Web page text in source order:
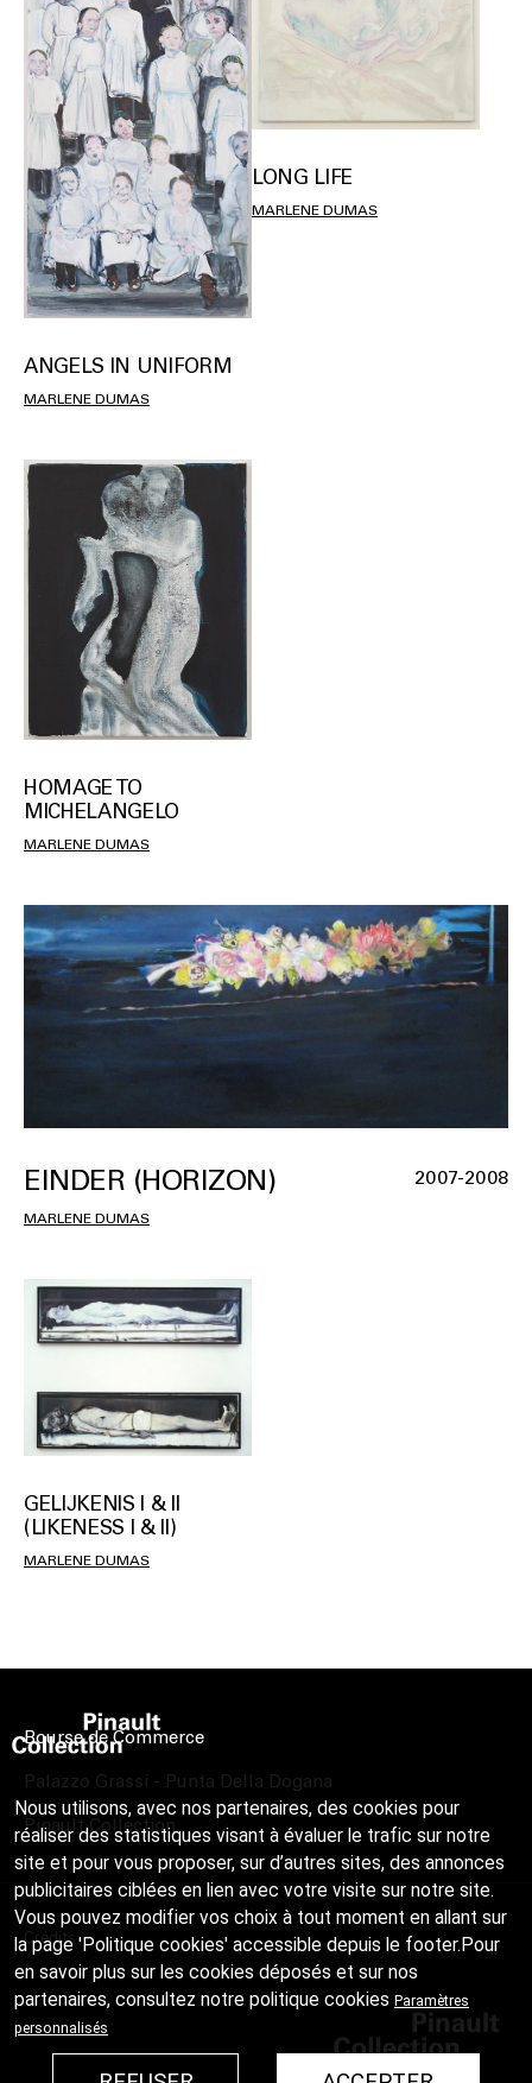
ANGELS IN UNIFORM
MARLENE DUMAS
LONG LIFE
MARLENE DUMAS
HOMAGE TO
MICHELANGELO
MARLENE DUMAS
EINDER (HORIZON) 2007-2008
MARLENE DUMAS
GELIJKENIS I & II
(LIKENESS I & II)
MARLENE DUMAS
Bourse de Commerce
Palazzo Grassi - Punta Della Dogana
Pinault Collection
Crédits
Nous utilisons, avec nos partenaires, des cookies pour
réaliser des statistiques visant à évaluer le trafic sur notre
site et pour vous proposer, sur d’autres sites, des annonces
publicitaires ciblées en lien avec votre visite sur notre site.
Vous pouvez modifier vos choix à tout moment en allant sur
la page 'Politique cookies' accessible depuis le footer.Pour
en savoir plus sur les cookies déposés et sur nos
partenaires, consultez notre politique cookies Paramètres
personnalisés